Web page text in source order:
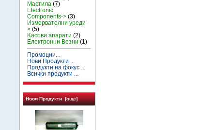
Мастила (7)
Electronic
Components-> (3)
Измервателни уреди-
> (5)
Kасови апарати (2)
Електронни Везни (1)
Промоции...
Нови Продукти ...
Продукти на фокус ...
Всички продукти ...
Нови Продукти [още]